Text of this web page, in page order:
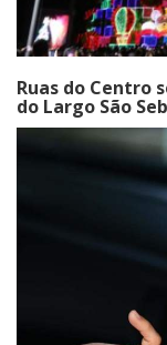
Ruas do Centro
do Largo São